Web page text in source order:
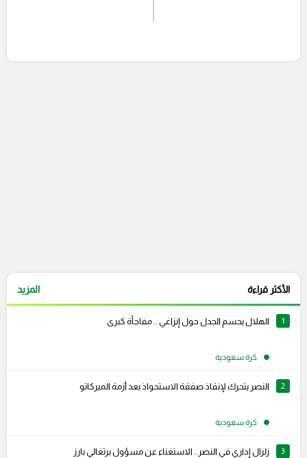
الأكثر قراءة المزيد
1 الهلال يحسم الجدل حول إنزاغي .. مفاجأة كبرى
كرة سعودية
2 النصر يتحرك لإنقاذ صفقة الاستحواذ بعد أزمة الميركاتو
كرة سعودية
3 زلزال إداري في النصر.. الاستغناء عن مسؤول برتغالي بارز